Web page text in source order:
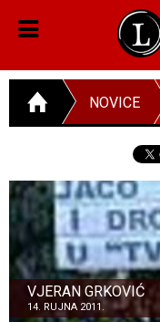
NOVICE
VJERAN GRKOVIĆ
14. RUJNA 2011.